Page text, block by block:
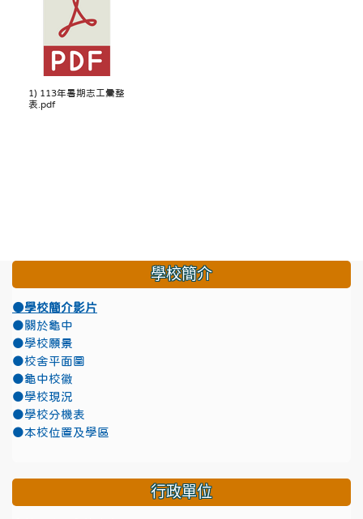
1) 113年暑期志工彙整
表.pdf
學校簡介
●學校簡介影片
●關於龜中
●學校願景
●校舍平面圖
●龜中校徽
●學校現況
●學校分機表
●本校位置及學區
行政單位